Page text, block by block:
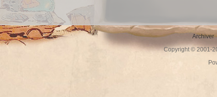
Archiver
Copyright © 2001-